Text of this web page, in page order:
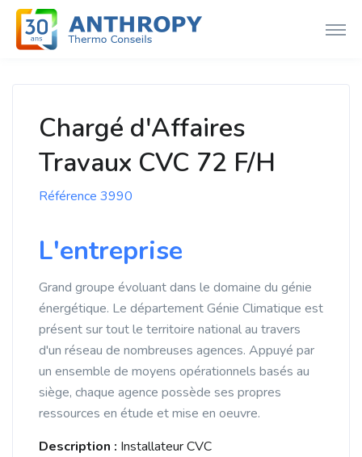
Chargé d'Affaires
Travaux CVC 72 F/H
Référence 3990
L'entreprise
Grand groupe évoluant dans le domaine du génie
énergétique. Le département Génie Climatique est
présent sur tout le territoire national au travers
d'un réseau de nombreuses agences. Appuyé par
un ensemble de moyens opérationnels basés au
siège, chaque agence possède ses propres
ressources en étude et mise en oeuvre.
Description : Installateur CVC